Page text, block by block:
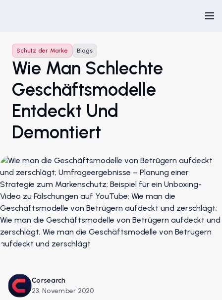
Schutz der Marke Blogs
Wie Man Schlechte
Geschäftsmodelle
Entdeckt Und
Demontiert
Corsearch
23. November 2020